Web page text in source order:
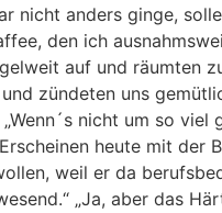
nicht anders ginge,
den ich
auf und räumten
zündeten uns
nicht um so
heute mit der
weil er da
„Ja, aber das